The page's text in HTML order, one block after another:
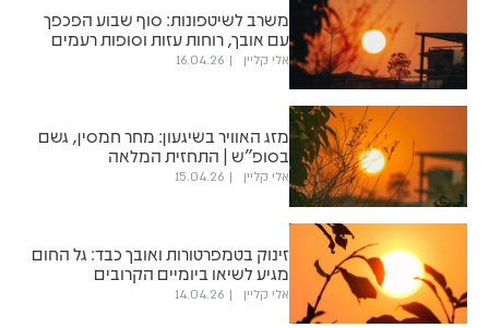
משרב לשיטפונות: סוף שבוע הפכפך
עם אובך, רוחות עזות וסופות רעמים
אלי קליין 16.04.26
מזג האוויר בשיגעון: מחר חמסין, גשם
בסופ"ש | התחזית המלאה
אלי קליין 15.04.26
זינוק בטמפרטורות ואובך כבד: גל החום
מגיע לשיאו ביומיים הקרובים
אלי קליין 14.04.26